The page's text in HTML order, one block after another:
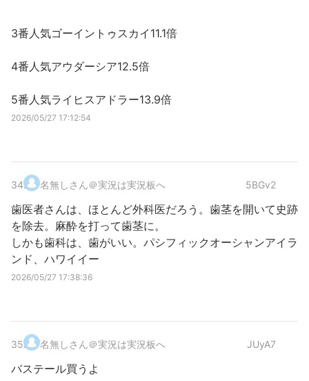
3番人気ゴーイントゥスカイ11.1倍
4番人気アウダーシア12.5倍
5番人気ライヒスアドラー13.9倍
2026/05/27 17:12:54
34. 名無しさん＠実況は実況板へ 5BGv2
歯医者さんは、ほとんど外科医だろう。歯茎を開いて史跡
を除去。麻酔を打って歯茎に。
しかも歯科は、歯がいい。パシフィックオーシャンアイラ
ンド、ハワイイー
2026/05/27 17:38:36
35. 名無しさん＠実況は実況板へ JUyA7
バステール買うよ